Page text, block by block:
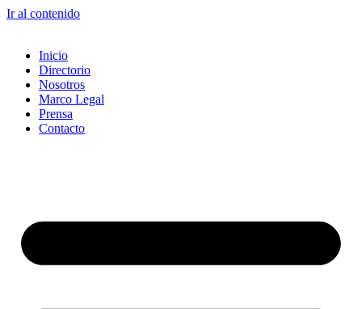
Ir al contenido
Inicio
Directorio
Nosotros
Marco Legal
Prensa
Contacto